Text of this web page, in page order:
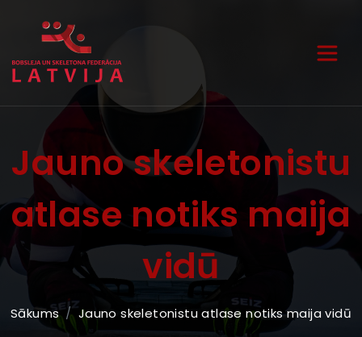
Jauno skeletonistu
atlase notiks maija
vidū
Sākums Jauno skeletonistu atlase notiks maija vidū